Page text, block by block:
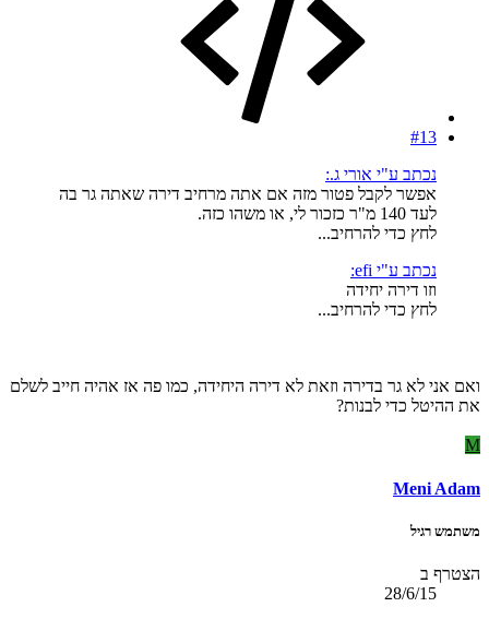
#13
נכתב ע"י אורי ג.:
אפשר לקבל פטור מזה אם אתה מרחיב דירה שאתה גר בה
לעד 140 מ"ר כזכור לי, או משהו כזה.
לחץ כדי להרחיב...
נכתב ע"י efi:
וזו דירה יחידה
לחץ כדי להרחיב...
ואם אני לא גר בדירה וזאת לא דירה היחידה, כמו פה אז אהיה חייב לשלם
את ההיטל כדי לבנות?
M
Meni Adam
משתמש רגיל
הצטרף ב
28/6/15